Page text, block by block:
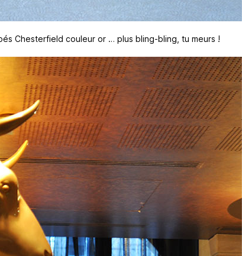
Chesterfield couleur or … plus bling-bling, tu meurs !